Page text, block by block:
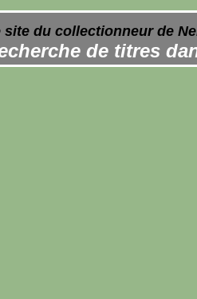
site du collectionneur de
de titres